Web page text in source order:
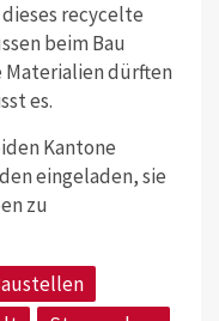
recycelte
beim Bau
dürften
es.
Kantone
eingeladen, sie
zu